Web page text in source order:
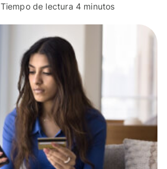
Tiempo de lectura 4 minutos